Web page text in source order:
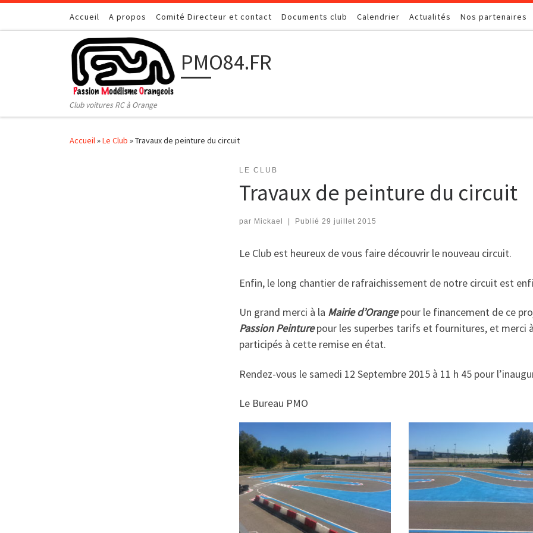
Passer au contenuAccueil A propos Comité Directeur et contact Documents club Calendrier Actualités Nos partenaires
PMO84.FR
Club voitures RC à Orange
Accueil»Le Club »Travaux de peinture du circuit
LE CLUB
Travaux de peinture du circuit
par Mickael Publié 29 juillet 2015
Le Club est heureux de vous faire découvrir le nouveau circuit.
Enfin, le long chantier de rafraichissement de notre circuit est
Un grand merci à la Mairie d’Orange pour le financement de ce
Passion Peinture pour les superbes tarifs et fournitures, et merci
participés à cette remise en état.
Rendez-vous le samedi 12 Septembre 2015 à 11 h 45 pour
Le Bureau PMO